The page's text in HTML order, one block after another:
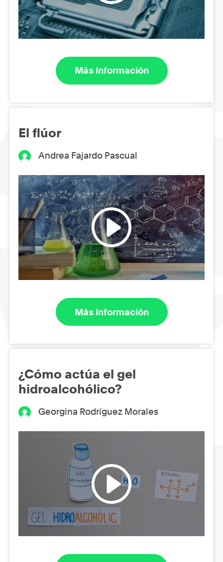
Más información
El flúor
Andrea Fajardo Pascual
Más información
¿Cómo actúa el gel
hidroalcohólico?
Georgina Rodríguez Morales